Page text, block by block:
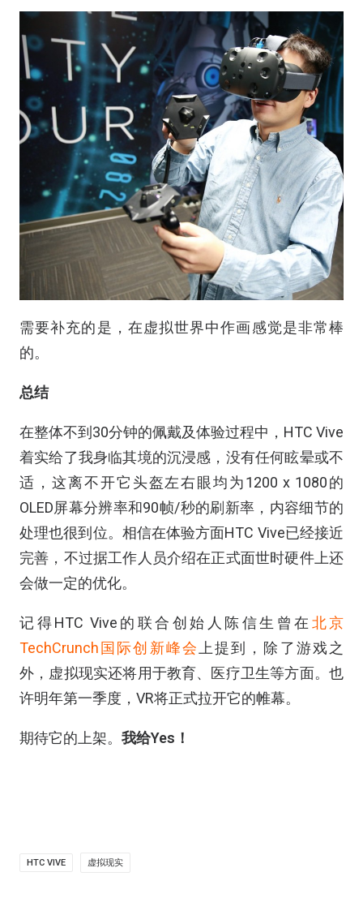
需要补充的是，在虚拟世界中作画感觉是非常棒
的。
总结
在整体不到30分钟的佩戴及体验过程中，HTC Vive
着实给了我身临其境的沉浸感，没有任何眩晕或不
适，这离不开它头盔左右眼均为1200 x 1080的
OLED屏幕分辨率和90帧/秒的刷新率，内容细节的
处理也很到位。相信在体验方面HTC Vive已经接近
完善，不过据工作人员介绍在正式面世时硬件上还
会做一定的优化。
记得HTC Vive的联合创始人陈信生曾在 北京
TechCrunch国际创新峰会 上提到，除了游戏之
外，虚拟现实还将用于教育、医疗卫生等方面。也
许明年第一季度，VR将正式拉开它的帷幕。
期待它的上架。 我给Yes！
HTC VIVE 虚拟现实